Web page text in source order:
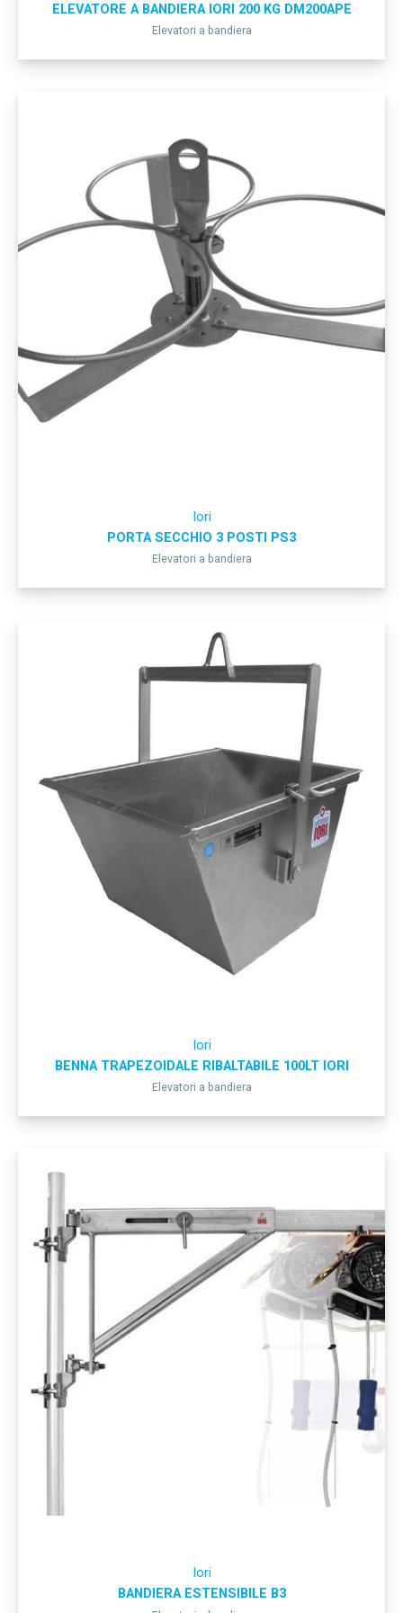
ELEVATORE A BANDIERA IORI 200 KG DM200APE
Elevatori a bandiera
Iori
PORTA SECCHIO 3 POSTI PS3
Elevatori a bandiera
Iori
BENNA TRAPEZOIDALE RIBALTABILE 100LT IORI
Elevatori a bandiera
Iori
BANDIERA ESTENSIBILE B3